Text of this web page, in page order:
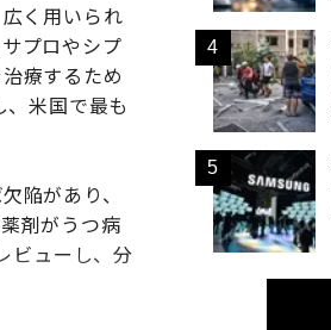
く用いられ
プロやシプ
療するため
米国で最も
陥があり、
剤がうつ病
ビューし、分